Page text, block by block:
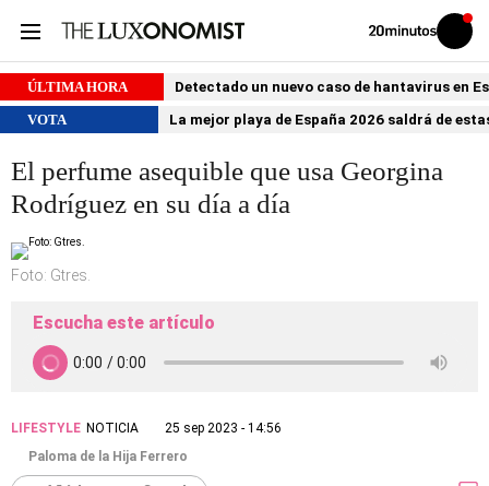
Volver
Iniciar
sesión
ÚLTIMA HORA
Detectado un nuevo caso de hantavirus en
VOTA
La mejor playa de España 2026 saldrá de
El perfume asequible que usa Georgina
Rodríguez en su día a día
Foto: Gtres.
Escucha este artículo
LIFESTYLE NOTICIA
25 sep 2023 - 14:56
Paloma de la Hija Ferrero